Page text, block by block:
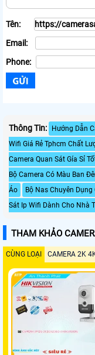
Tên:
Email:
Phone:
Thông Tin: Hướng Dẫn
Wifi Giá Rẻ Tphcm Chất
Camera Quan Sát Gía Sỉ
Bộ Camera Có Màu Ban
Áo
Bộ Nas Chuyên
Sát Ip Wifi Dành Cho Nhà
THAM KHẢO
CÙNG LOẠI CAMERA 2K